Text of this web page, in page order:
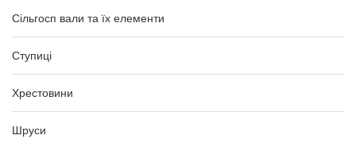
Сільгосп вали та їх елементи
Ступиці
Хрестовини
Шруси